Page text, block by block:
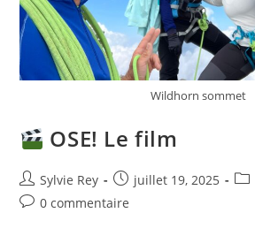
Wildhorn sommet
OSE! Le film
Sylvie Rey juillet 19, 2025
0 commentaire